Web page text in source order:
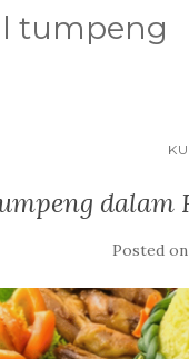
tumpeng
Posted on